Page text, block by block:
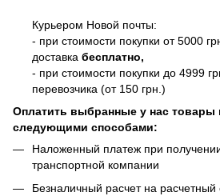
Курьером Новой почты:
- при стоимости покупки от 5000
доставка бесплатно,
- при стоимости покупки до 4999
перевозчика (от 150 грн.)
Оплатить выбранные у нас товары
следующими способами:
Наложенный платеж при
транспортной компании
Безналичный расчет на расчетный